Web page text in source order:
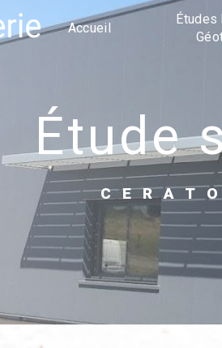
Accueil
Études
étude